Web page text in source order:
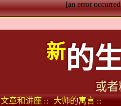
[an error
新的
或
文章和讲座 :: 大师的寓言 ::